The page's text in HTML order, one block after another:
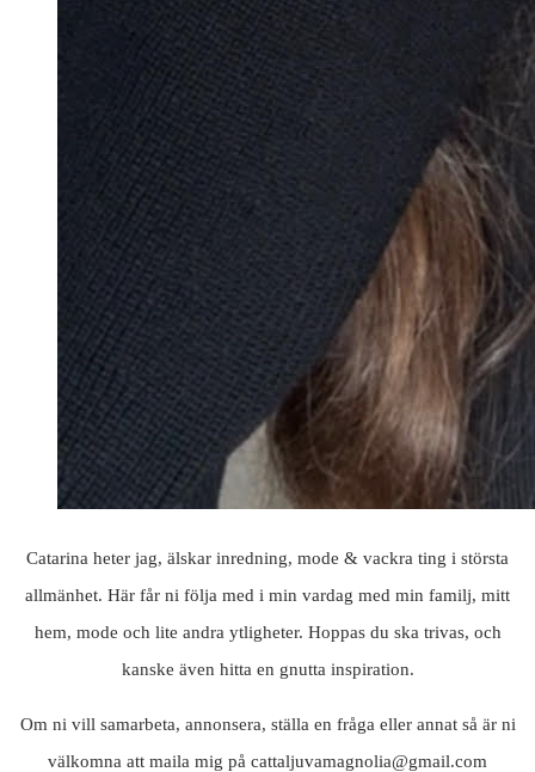
Catarina heter jag, älskar inredning, mode & vackra ting i största
allmänhet. Här får ni följa med i min vardag med min familj, mitt
hem, mode och lite andra ytligheter. Hoppas du ska trivas, och
kanske även hitta en gnutta inspiration.
Om ni vill samarbeta, annonsera, ställa en fråga eller annat så är ni
välkomna att maila mig på cattaljuvamagnolia@gmail.com